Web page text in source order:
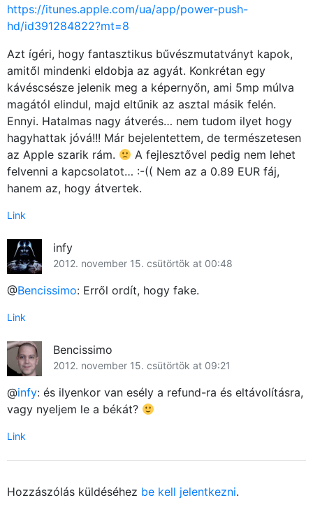
https://itunes.apple.com/ua/app/power-push-
hd/id391284822?mt=8
Azt ígéri, hogy fantasztikus bűvészmutatványt kapok,
amitől mindenki eldobja az agyát. Konkrétan egy
kávéscsésze jelenik meg a képernyőn, ami 5mp múlva
magától elindul, majd eltűnik az asztal másik felén.
Ennyi. Hatalmas nagy átverés… nem tudom ilyet hogy
hagyhattak jóvá!!! Már bejelentettem, de természetesen
az Apple szarik rám.
A fejlesztővel pedig nem lehet
felvenni a kapcsolatot… :-(( Nem az a 0.89 EUR fáj,
hanem az, hogy átvertek.
Link
infy
2012. november 15. csütörtök at 00:48
@Bencissimo: Erről ordít, hogy fake.
Link
Bencissimo
2012. november 15. csütörtök at 09:21
@infy: és ilyenkor van esély a refund-ra és eltávolításra,
vagy nyeljem le a békát?
Link
Hozzászólás küldéséhez be kell jelentkezni.